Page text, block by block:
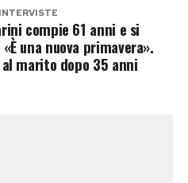
compie 61 anni e si
una nuova primavera».
marito dopo 35 anni